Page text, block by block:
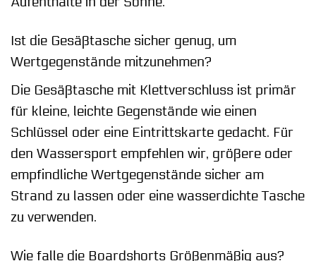
Ist die Gesäßtasche sicher genug, um
Wertgegenstände mitzunehmen?
Die Gesäßtasche mit Klettverschluss ist primär
für kleine, leichte Gegenstände wie einen
Schlüssel oder eine Eintrittskarte gedacht. Für
den Wassersport empfehlen wir, größere oder
empfindliche Wertgegenstände sicher am
Strand zu lassen oder eine wasserdichte Tasche
zu verwenden.
Wie falle die Boardshorts Größenmäßig aus?